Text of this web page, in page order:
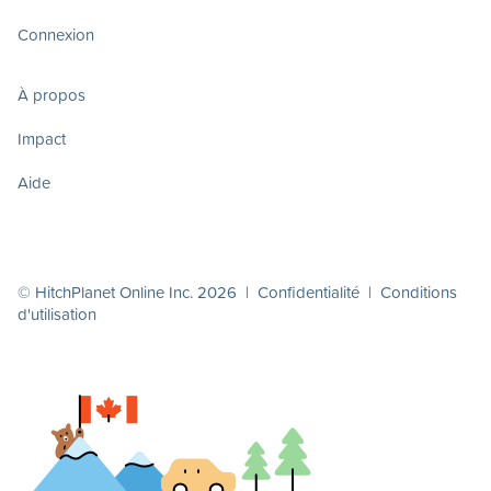
Connexion
À propos
Impact
Aide
© HitchPlanet Online Inc. 2026 | Confidentialité | Conditions
d'utilisation